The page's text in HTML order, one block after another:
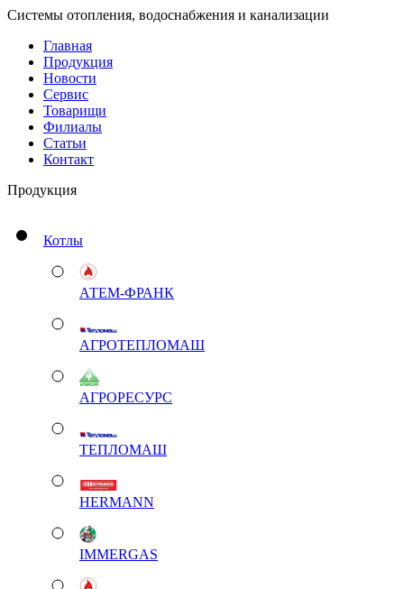
Системы отопления, водоснабжения и канализации
Главная
Продукция
Новости
Сервис
Товарищи
Филиалы
Статьи
Контакт
Продукция
Котлы
АТЕМ-ФРАНК
АГРОТЕПЛОМАШ
АГРОРЕСУРС
ТЕПЛОМАШ
HERMANN
IMMERGAS